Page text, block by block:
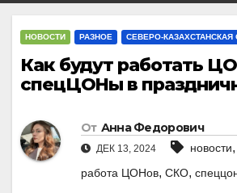
НОВОСТИ РАЗНОЕ СЕВЕРО-КАЗАХСТАНСКАЯ
Как будут работать
спецЦОНы в
От Анна Федорович
ДЕК 13, 2024 новости,
работа ЦОНов, СКО,